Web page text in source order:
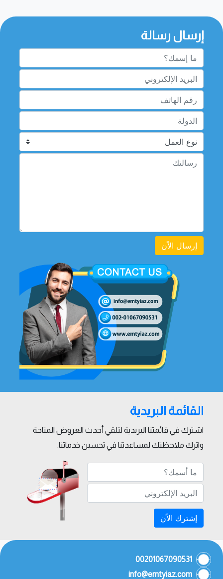
إرسال رسالة
إرسال الاًن
القائمة البريدية
اشترك في قائمتنا البريدية لتلقي أحدث العروض المتاحة
واترك ملاحظتك لمساعدتنا في تحسين خدماتنا.
إشترك الاًن
00201067090531
info@emtyiaz.com